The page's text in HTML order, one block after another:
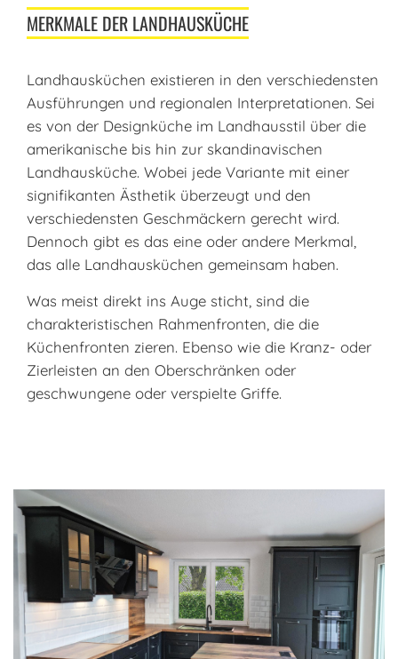
MERKMALE DER LANDHAUSKÜCHE
Landhausküchen existieren in den verschiedensten
Ausführungen und regionalen Interpretationen. Sei
es von der Designküche im Landhausstil über die
amerikanische bis hin zur skandinavischen
Landhausküche. Wobei jede Variante mit einer
signifikanten Ästhetik überzeugt und den
verschiedensten Geschmäckern gerecht wird.
Dennoch gibt es das eine oder andere Merkmal,
das alle Landhausküchen gemeinsam haben.
Was meist direkt ins Auge sticht, sind die
charakteristischen Rahmenfronten, die die
Küchenfronten zieren. Ebenso wie die Kranz- oder
Zierleisten an den Oberschränken oder
geschwungene oder verspielte Griffe.